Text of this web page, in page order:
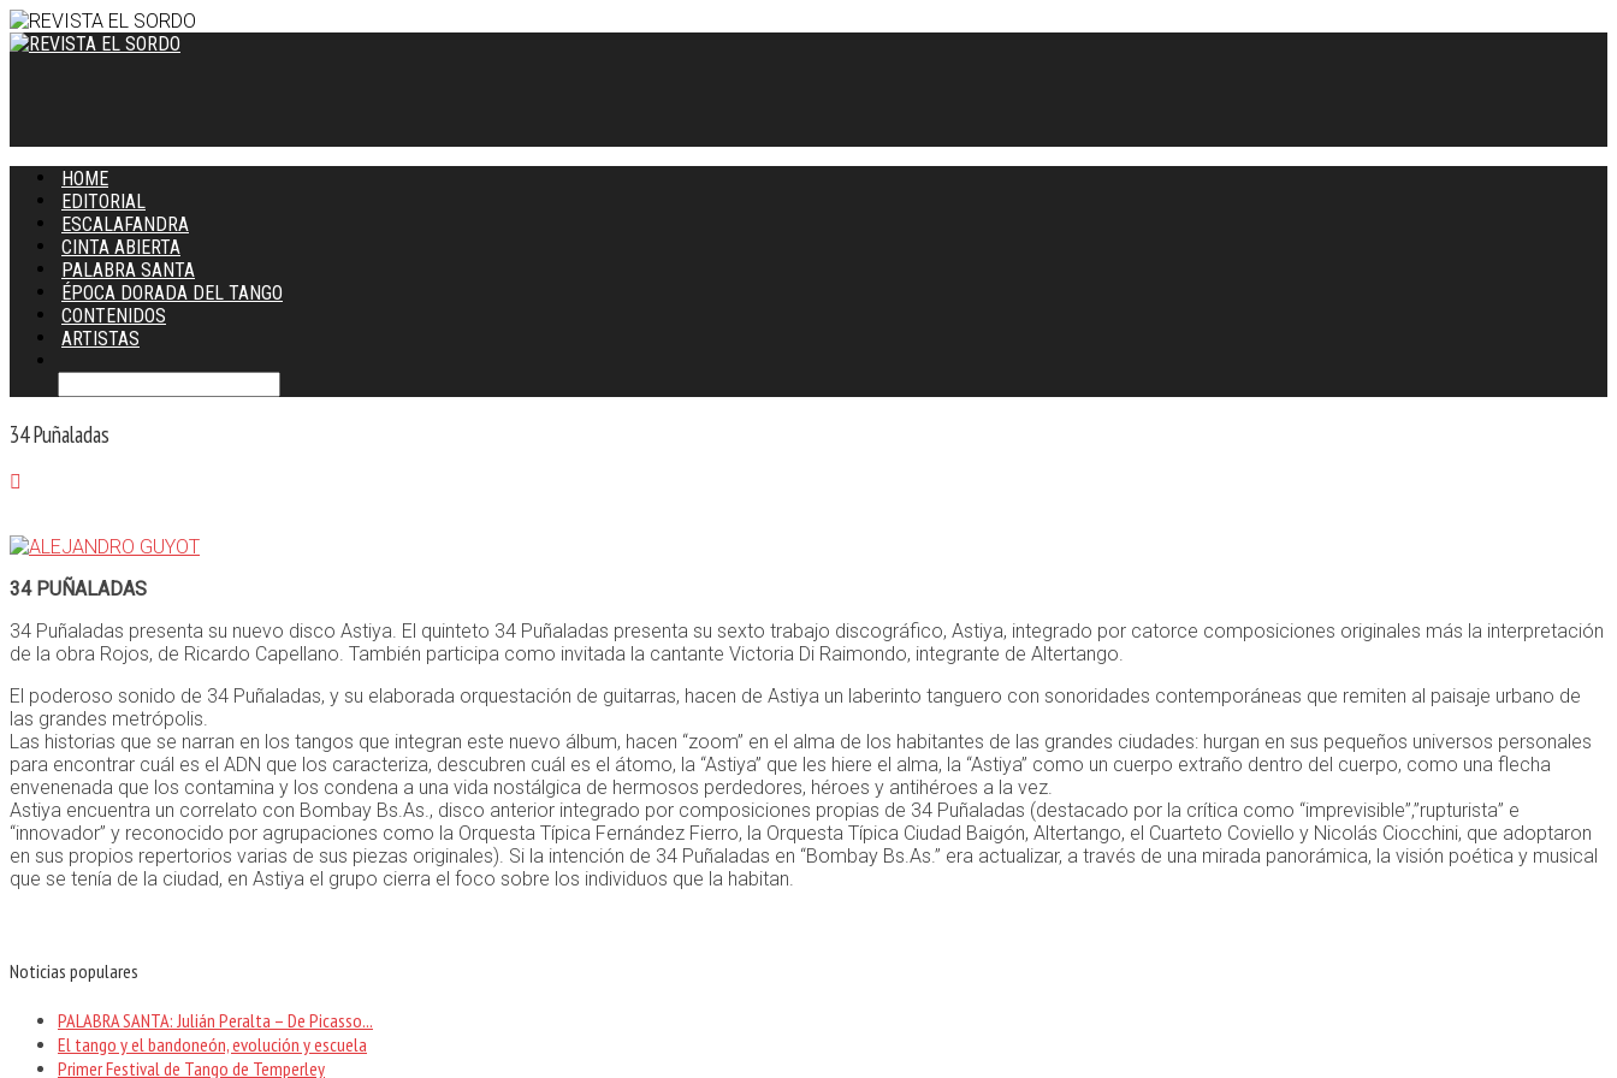
HOME
EDITORIAL
ESCALAFANDRA
CINTA ABIERTA
PALABRA SANTA
ÉPOCA DORADA DEL TANGO
CONTENIDOS
ARTISTAS
34 Puñaladas
34 PUÑALADAS
34 Puñaladas presenta su nuevo disco Astiya. El quinteto 34 Puñaladas presenta su sexto trabajo discográfico, Astiya, integrado por catorce composiciones originales más la interpretación
de la obra Rojos, de Ricardo Capellano. También participa como invitada la cantante Victoria Di Raimondo, integrante de Altertango.
El poderoso sonido de 34 Puñaladas, y su elaborada orquestación de guitarras, hacen de Astiya un laberinto tanguero con sonoridades contemporáneas que remiten al paisaje urbano de
las grandes metrópolis.
Las historias que se narran en los tangos que integran este nuevo álbum, hacen “zoom” en el alma de los habitantes de las grandes ciudades: hurgan en sus pequeños universos personales
para encontrar cuál es el ADN que los caracteriza, descubren cuál es el átomo, la “Astiya” que les hiere el alma, la “Astiya” como un cuerpo extraño dentro del cuerpo, como una flecha
envenenada que los contamina y los condena a una vida nostálgica de hermosos perdedores, héroes y antihéroes a la vez.
Astiya encuentra un correlato con Bombay Bs.As., disco anterior integrado por composiciones propias de 34 Puñaladas (destacado por la crítica como “imprevisible”,”rupturista” e
“innovador” y reconocido por agrupaciones como la Orquesta Típica Fernández Fierro, la Orquesta Típica Ciudad Baigón, Altertango, el Cuarteto Coviello y Nicolás Ciocchini, que adoptaron
en sus propios repertorios varias de sus piezas originales). Si la intención de 34 Puñaladas en “Bombay Bs.As.” era actualizar, a través de una mirada panorámica, la visión poética y musical
que se tenía de la ciudad, en Astiya el grupo cierra el foco sobre los individuos que la habitan.
Noticias populares
PALABRA SANTA: Julián Peralta – De Picasso...
El tango y el bandoneón, evolución y escuela
Primer Festival de Tango de Temperley